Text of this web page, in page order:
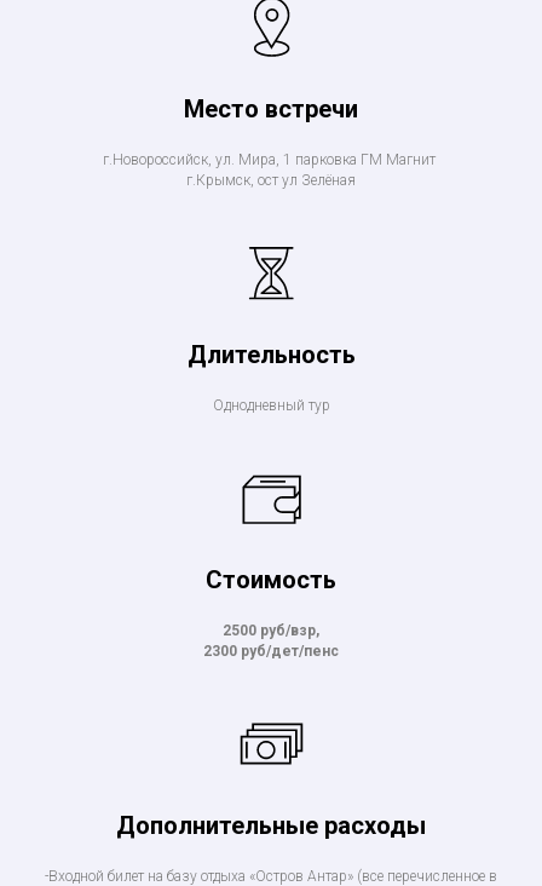
Место встречи
г.Новороссийск, ул. Мира, 1 парковка ГМ Магнит
г.Крымск, ост ул Зелёная
Длительность
Однодневный тур
Стоимость
2500 руб/взр,
2300 руб/дет/пенс
Дополнительные расходы
-Входной билет на базу отдыха «Остров Антар» (все перечисленное в